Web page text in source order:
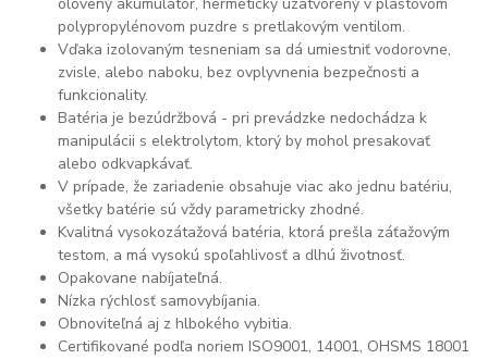
polypropylénovom puzdre s pretlakovým ventilom.
Vďaka izolovaným tesneniam sa dá umiestniť vodorovne,
zvisle, alebo naboku, bez ovplyvnenia bezpečnosti a
funkcionality.
Batéria je bezúdržbová - pri prevádzke nedochádza k
manipulácii s elektrolytom, ktorý by mohol presakovať
alebo odkvapkávať.
V prípade, že zariadenie obsahuje viac ako jednu batériu,
všetky batérie sú vždy parametricky zhodné.
Kvalitná vysokozátažová batéria, ktorá prešla záťažovým
testom, a má vysokú spoľahlivosť a dlhú životnosť.
Opakovane nabíjateľná.
Nízka rýchlosť samovybíjania.
Obnoviteľná aj z hlbokého vybitia.
Certifikované podľa noriem ISO9001, 14001, OHSMS 18001